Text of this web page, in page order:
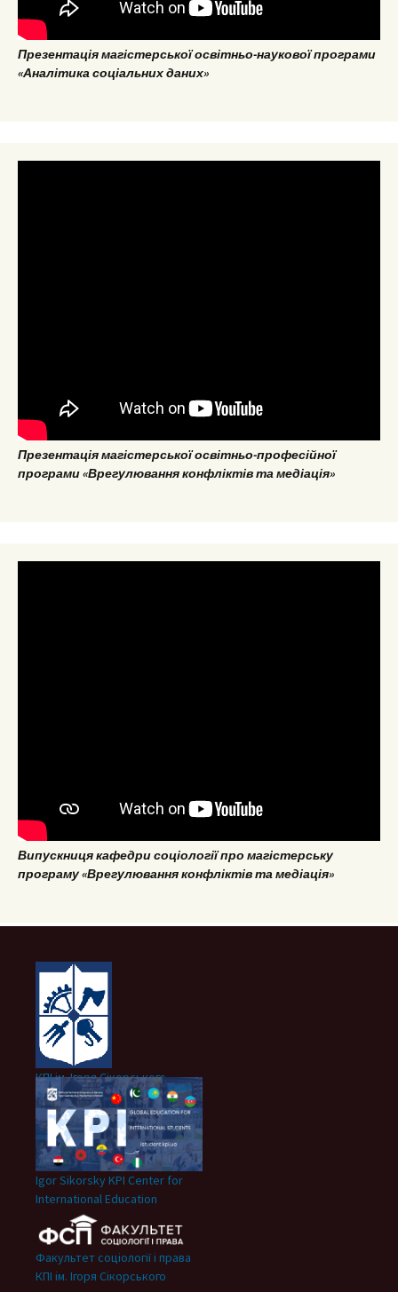
Презентація магістерської освітньо-наукової програми
«Аналітика соціальних даних»
Презентація магістерської освітньо-професійної
програми «Врегулювання конфліктів та медіація»
Випускниця кафедри соціології про магістерську
програму «Врегулювання конфліктів та медіація»
КПІ ім. Ігоря Сікорського
Igor Sikorsky KPI Center for
International Education
Факультет соціології і права
КПІ ім. Ігоря Сікорського